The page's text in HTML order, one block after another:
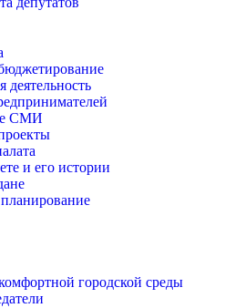
деятельность
СМИ
и его истории
городской среды